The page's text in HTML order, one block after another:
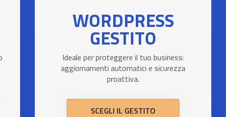
WORDPRESS
GESTITO
Ideale per proteggere il tuo business:
aggiornamenti automatici e sicurezza
proattiva.
SCEGLI IL GESTITO